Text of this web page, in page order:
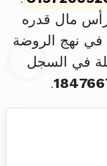
في نهج الروضة
في السجل
.